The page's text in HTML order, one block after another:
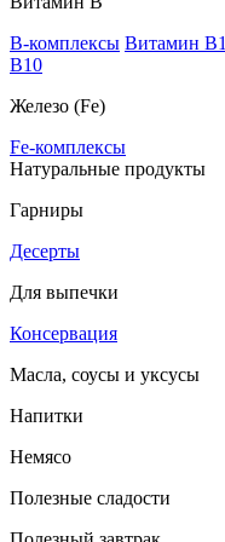
B-комплексы Витамин B1
В10
Железо (Fe)
Fe-комплексы
Натуральные продукты
Гарниры
Десерты
Для выпечки
Консервация
Масла, соусы и уксусы
Напитки
Немясо
Полезные сладости